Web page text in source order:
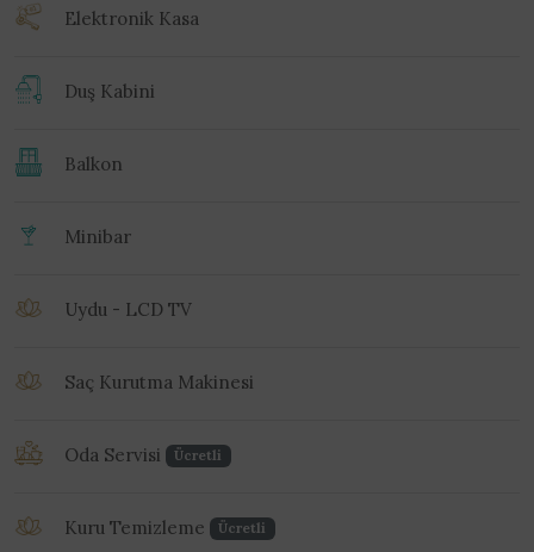
Elektronik Kasa
Duş Kabini
Balkon
Minibar
Uydu - LCD TV
Saç Kurutma Makinesi
Oda Servisi Ücretli
Kuru Temizleme Ücretli